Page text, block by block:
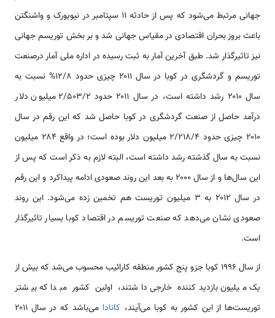
جهانی مرتبط می‌شود که پس از حادثه ۱۱ سپتامبر در نیویورک و واشنگتن
باعث بروز بحران اقتصادی در مقیاس جهانی شد و بر بخش توریسم جهانی
نیز تاثیرگذار شد. طبق آخرین آمار به ثبت رسیده در اداره ملی آمار درصنعت
توریسم و گردشگری در کوبا در سال ۲۰۱۱ چیزی حدود 12/8% نسبت به
سال ۲۰۱۰ رشد داشته است، در سال ۲۰۱۱ حدود ۲/۵۰۳/۲ میلیون دلار
درآمد حاصل از صنعت گردشگری در کوبا حاصل شد که این رقم در سال
۲۰۱۰ چیزی حدود 2/218/4 میلیون دلار بوده است؛ در واقع ۲۸۴ میلیون
نسبت به سال گذشته رشد داشته است، البته لازم به ذکر است که پس از
این سال‌ها و از سال ۲۰۰۰ به بعد این روند صعودی ادامه پیداکرد و این رقم
در سال ۲۰۱۲ به ۳ میلیون توریست هم تخمین زده می‌شود. این روند
صعودی نشان می‌دهد که صنعت توریسم در اقتصاد کوبا بسیار تاثیرگذار
است.
از سال ۱۹۹۶ کوبا جزو پنج کشور منطقه کارائیب محسوب می‌شد که بیش از
یک میلیون بازدیدکننده خارجی داشتند، اولین کشور مبدا که بیشتر
توریست‌ها از این کشور به کوبا می‌آیند، کانادا
می‌باشد که در سال ۲۰۱۱